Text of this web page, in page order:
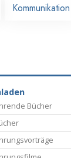
Kommunikation
Bücher